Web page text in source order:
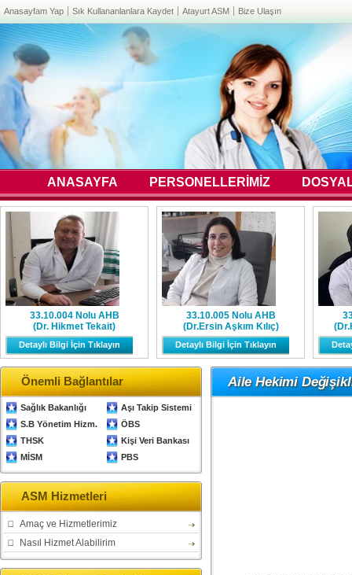
Anasayfam Yap Sık Kullananlanlara Kaydet Atayurt ASM Bize Ulaşın
ANASAYFA PERSONELLERİMİZ
33.10.004 Nolu AHB
(Dr. Hikmet Tekait)
Detaylı Bilgi İçin Tıklayın
33.10.005 Nolu AHB
(Dr.Ersin Aşkım Kılıç)
Detaylı Bilgi İçin Tıklayın
Önemli Bağlantılar
Sağlık Bakanlığı
Aşı Takip Sistemi
S.B Yönetim Hizm.
ÖBS
THSK
Kişi Veri Bankası
MİSM
PBS
ASM Hizmetleri
Amaç ve Hizmetlerimiz
Nasıl Hizmet Alabilirim
Aile Hekimi